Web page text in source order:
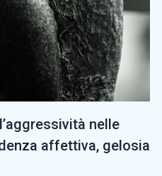
nelle
affettiva, gelosia